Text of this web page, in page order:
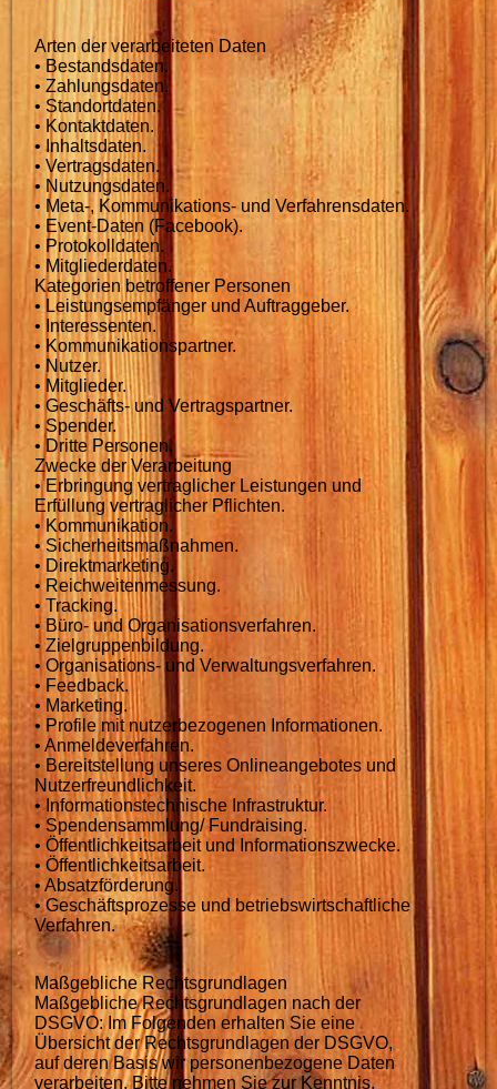
Arten der verarbeiteten Daten
• Bestandsdaten.
• Zahlungsdaten.
• Standortdaten.
• Kontaktdaten.
• Inhaltsdaten.
• Vertragsdaten.
• Nutzungsdaten.
• Meta-, Kommunikations- und Verfahrensdaten.
• Event-Daten (Facebook).
• Protokolldaten.
• Mitgliederdaten.
Kategorien betroffener Personen
• Leistungsempfänger und Auftraggeber.
• Interessenten.
• Kommunikationspartner.
• Nutzer.
• Mitglieder.
• Geschäfts- und Vertragspartner.
• Spender.
• Dritte Personen.
Zwecke der Verarbeitung
• Erbringung vertraglicher Leistungen und
Erfüllung vertraglicher Pflichten.
• Kommunikation.
• Sicherheitsmaßnahmen.
• Direktmarketing.
• Reichweitenmessung.
• Tracking.
• Büro- und Organisationsverfahren.
• Zielgruppenbildung.
• Organisations- und Verwaltungsverfahren.
• Feedback.
• Marketing.
• Profile mit nutzerbezogenen Informationen.
• Anmeldeverfahren.
• Bereitstellung unseres Onlineangebotes und
Nutzerfreundlichkeit.
• Informationstechnische Infrastruktur.
• Spendensammlung/ Fundraising.
• Öffentlichkeitsarbeit und Informationszwecke.
• Öffentlichkeitsarbeit.
• Absatzförderung.
• Geschäftsprozesse und betriebswirtschaftliche
Verfahren.
Maßgebliche Rechtsgrundlagen
Maßgebliche Rechtsgrundlagen nach der
DSGVO: Im Folgenden erhalten Sie eine
Übersicht der Rechtsgrundlagen der DSGVO,
auf deren Basis wir personenbezogene Daten
verarbeiten. Bitte nehmen Sie zur Kenntnis,